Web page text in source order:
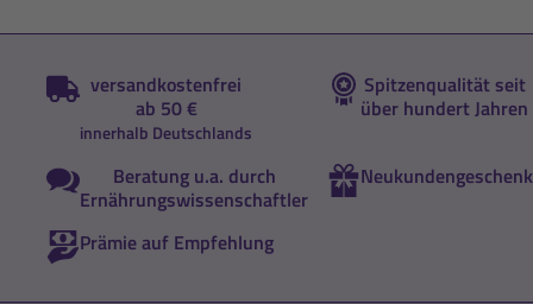
versandkostenfrei
ab 50 €
innerhalb Deutschlands
Spitzenqualität seit
über hundert Jahren
Beratung u.a. durch
Ernährungswissenschaftler
Neukundengeschenk
Prämie auf Empfehlung